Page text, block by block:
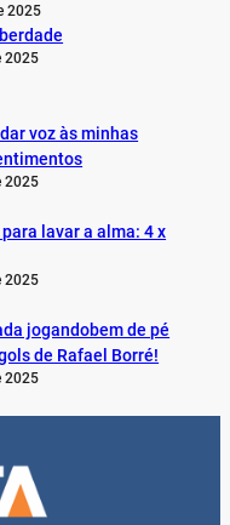
2025
2025
voz às minhas
2025
lavar a alma: 4 x
2025
jogandobem de pé
de Rafael Borré!
2025